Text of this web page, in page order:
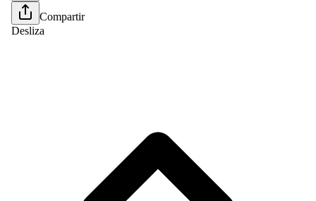
Compartir
Desliza